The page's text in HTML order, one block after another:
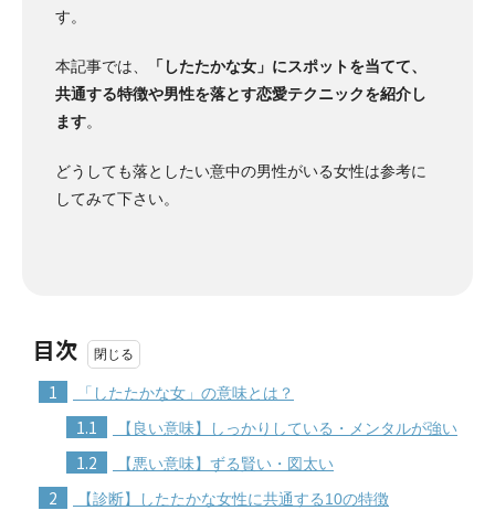
す。
本記事では、
「したたかな女」にスポットを当てて、
共通する特徴や男性を落とす恋愛テクニックを紹介し
ます。
どうしても落としたい意中の男性がいる女性は参考に
してみて下さい。
目次
1 「したたかな女」の意味とは？
1.1 【良い意味】しっかりしている・メンタルが強い
1.2 【悪い意味】ずる賢い・図太い
2 【診断】したたかな女性に共通する10の特徴